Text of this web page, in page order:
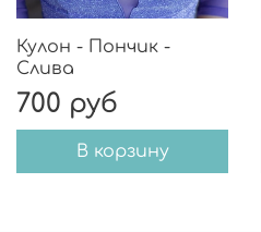
Кулон - Пончик -
Слива
700 руб
В корзину